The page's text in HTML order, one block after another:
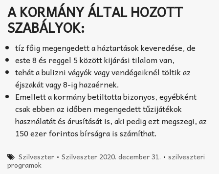
A KORMÁNY ÁLTAL HOZOTT
SZABÁLYOK:
tíz főig megengedett a háztartások keveredése, de
este 8 és reggel 5 között kijárási tilalom van,
tehát a bulizni vágyók vagy vendégeiknél töltik az
éjszakát vagy 8-ig hazaérnek.
Emellett a kormány betiltotta bizonyos, egyébként
csak ebben az időben megengedett tűzijátékok
használatát és árusítását is, aki pedig ezt megszegi, az
150 ezer forintos bírságra is számíthat.
Szilveszter •Szilveszter 2020. december 31. •szilveszteri
programok